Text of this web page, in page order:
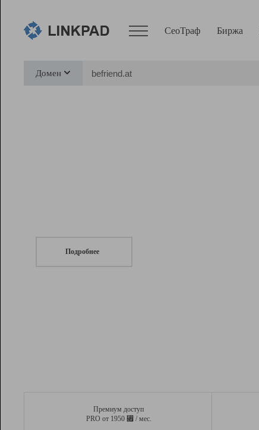
СеоТраф Биржа
Домен
Подробнее
Премиум доступ
PRO от 1950 ⃏ / мес.